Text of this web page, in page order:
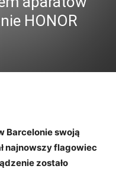
HONOR
Barcelonie swoją
najnowszy flagowiec
zostało